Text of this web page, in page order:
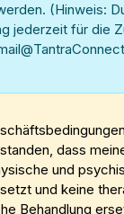
(Hinweis:
jederzeit für die
dass
und
und keine
Behandlung